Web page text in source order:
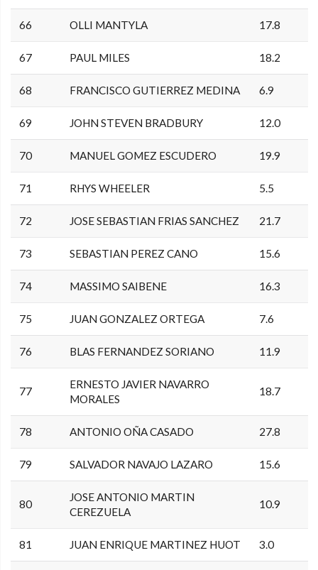
66 OLLI MANTYLA 17.8
67 PAUL MILES 18.2
68 FRANCISCO GUTIERREZ MEDINA 6.9
69 JOHN STEVEN BRADBURY 12.0
70 MANUEL GOMEZ ESCUDERO 19.9
71 RHYS WHEELER 5.5
72 JOSE SEBASTIAN FRIAS SANCHEZ 21.7
73 SEBASTIAN PEREZ CANO 15.6
74 MASSIMO SAIBENE 16.3
75 JUAN GONZALEZ ORTEGA 7.6
76 BLAS FERNANDEZ SORIANO 11.9
77
ERNESTO JAVIER NAVARRO
MORALES
18.7
78 ANTONIO OÑA CASADO 27.8
79 SALVADOR NAVAJO LAZARO 15.6
80
JOSE ANTONIO MARTIN
CEREZUELA
10.9
81 JUAN ENRIQUE MARTINEZ HUOT 3.0